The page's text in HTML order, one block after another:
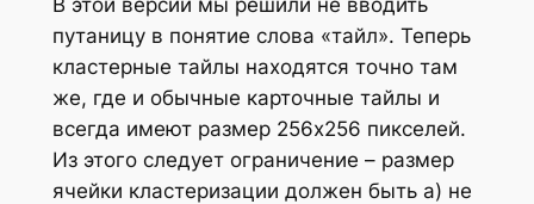
путаницу в понятие слова «тайл». Теперь
кластерные тайлы находятся точно там
же, где и обычные карточные тайлы и
всегда имеют размер 256х256 пикселей.
Из этого следует ограничение – размер
ячейки кластеризации должен быть а) не